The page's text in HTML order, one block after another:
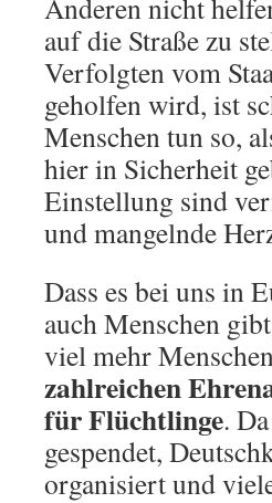
Anderen nicht
auf die Straße zu
Verfolgten vom
geholfen wird, ist
Menschen tun so,
hier in Sicherheit
Einstellung sind
und mangelnde
Dass es bei uns in
auch Menschen
viel mehr
zahlreichen
für Flüchtlinge.
gespendet,
organisiert und